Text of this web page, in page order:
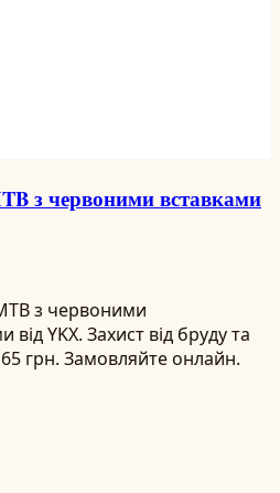
з червоними вставками
з червоними
YKX. Захист від бруду та
грн. Замовляйте онлайн.